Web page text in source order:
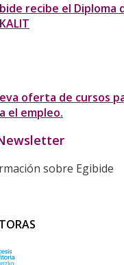
recibe el Diploma
oferta de cursos
el empleo.
sobre Egibide